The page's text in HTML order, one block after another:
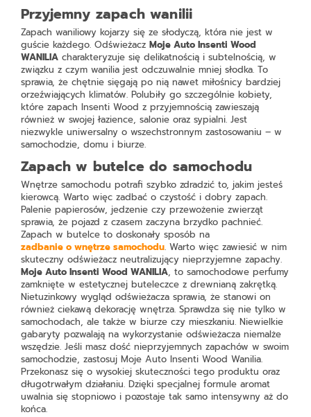
Przyjemny zapach wanilii
Zapach waniliowy kojarzy się ze słodyczą, która nie jest w
guście każdego. Odświeżacz Moje Auto Insenti Wood
WANILIA charakteryzuje się delikatnością i subtelnością, w
związku z czym wanilia jest odczuwalnie mniej słodka. To
sprawia, że chętnie sięgają po nią nawet miłośnicy bardziej
orzeźwiających klimatów. Polubiły go szczególnie kobiety,
które zapach Insenti Wood z przyjemnością zawieszają
również w swojej łazience, salonie oraz sypialni. Jest
niezwykle uniwersalny o wszechstronnym zastosowaniu – w
samochodzie, domu i biurze.
Zapach w butelce do samochodu
Wnętrze samochodu potrafi szybko zdradzić to, jakim jesteś
kierowcą. Warto więc zadbać o czystość i dobry zapach.
Palenie papierosów, jedzenie czy przewożenie zwierząt
sprawia, że pojazd z czasem zaczyna brzydko pachnieć.
Zapach w butelce to doskonały sposób na
zadbanie o wnętrze samochodu. Warto więc zawiesić w nim
skuteczny odświeżacz neutralizujący nieprzyjemne zapachy.
Moje Auto Insenti Wood WANILIA, to samochodowe perfumy
zamknięte w estetycznej buteleczce z drewnianą zakrętką.
Nietuzinkowy wygląd odświeżacza sprawia, że stanowi on
również ciekawą dekorację wnętrza. Sprawdza się nie tylko w
samochodach, ale także w biurze czy mieszkaniu. Niewielkie
gabaryty pozwalają na wykorzystanie odświeżacza niemalże
wszędzie. Jeśli masz dość nieprzyjemnych zapachów w swoim
samochodzie, zastosuj Moje Auto Insenti Wood Wanilia.
Przekonasz się o wysokiej skuteczności tego produktu oraz
długotrwałym działaniu. Dzięki specjalnej formule aromat
uwalnia się stopniowo i pozostaje tak samo intensywny aż do
końca.